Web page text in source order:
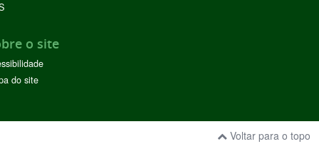
o site
do site
Voltar para o topo